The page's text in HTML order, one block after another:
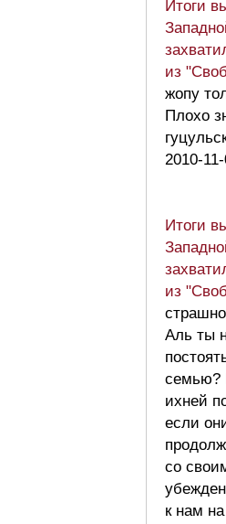
Итоги
из
жопу
Плохо
2010-
Итоги
из
Аль ты
семью?
ихней
если
со
к нам